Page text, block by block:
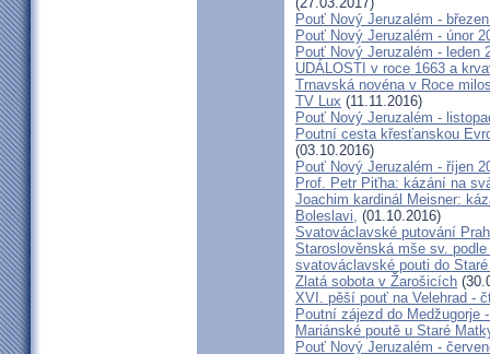
Pouť Nový Jeruzalém -
Pouť Nový Jeruzalém - únor
Pouť Nový Jeruzalém - leden
UDÁLOSTI v roce 1663 a
Trnavská novéna v Roce
TV Lux (11.11.2016)
Pouť Nový Jeruzalém -
Poutní cesta křesťanskou
(03.10.2016)
Pouť Nový Jeruzalém - říjen
Prof. Petr Piťha: kázání na
Joachim kardinál Meisner:
Boleslavi, (01.10.2016)
Svatováclavské putování
Staroslověnská mše sv.
svatováclavské pouti do
Zlatá sobota v Žarošicích
XVI. pěší pouť na Velehrad -
Poutní zájezd do Medžugorje
Mariánské poutě u Staré
Pouť Nový Jeruzalém -